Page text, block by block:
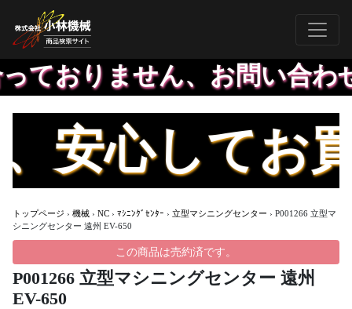
ません、お問い合わせい
してお買
トップページ › 機械 › NC › ﾏｼﾆﾝｸﾞｾﾝﾀｰ › 立型マシニングセンター › P001266 立型マ
シニングセンター 遠州 EV-650
この商品は売約済です。
P001266 立型マシニングセンター 遠州
EV-650